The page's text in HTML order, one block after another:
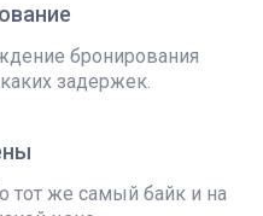
бронирования
задержек.
тот же самый байк и на